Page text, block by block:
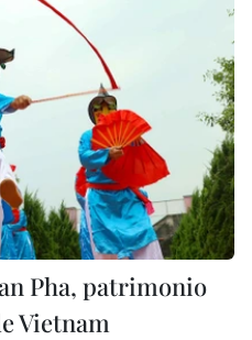
Pha, patrimonio
Vietnam